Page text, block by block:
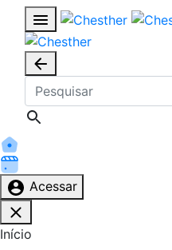
Acessar
Início